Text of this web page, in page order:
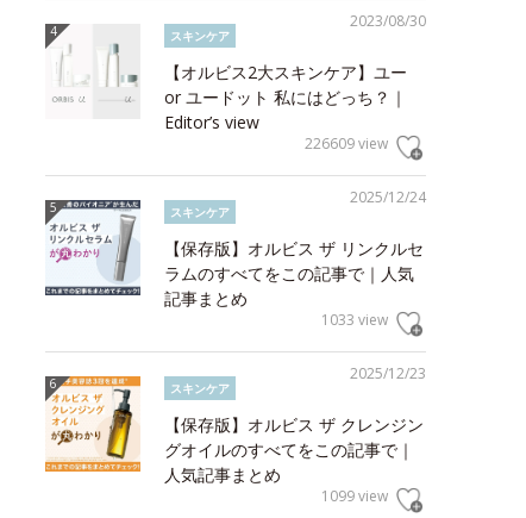
2023/08/30
スキンケア
【オルビス2大スキンケア】ユー
or ユードット 私にはどっち？｜
Editor’s view
226609 view
2025/12/24
スキンケア
【保存版】オルビス ザ リンクルセ
ラムのすべてをこの記事で｜人気
記事まとめ
1033 view
2025/12/23
スキンケア
【保存版】オルビス ザ クレンジン
グオイルのすべてをこの記事で｜
人気記事まとめ
1099 view